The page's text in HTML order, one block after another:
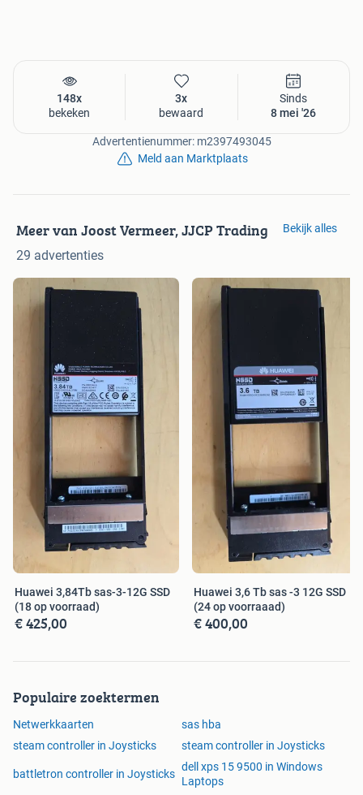
148x
bekeken
3x
bewaard
Sinds
8 mei '26
Advertentienummer: m2397493045
Meld aan Marktplaats
Meer van Joost Vermeer, JJCP Trading
29 advertenties
Bekijk alles
Huawei 3,84Tb sas-3-12G SSD
(18 op voorraad)
€ 425,00
Huawei 3,6 Tb sas -3 12G SSD
(24 op voorraaad)
€ 400,00
Populaire zoektermen
Netwerkkaarten
sas hba
steam controller in Joysticks
steam controller in Joysticks
battletron controller in Joysticks
dell xps 15 9500 in Windows
Laptops